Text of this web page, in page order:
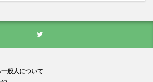
般人について